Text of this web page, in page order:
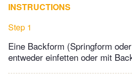
INSTRUCTIONS
Step 1
Eine Backform (Springform
entweder einfetten oder mit